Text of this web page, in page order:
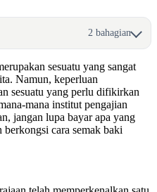
2 bahagian
sesuatu yang sangat
Namun, keperluan
sesuatu yang perlu difikirkan
mana institut pengajian
jangan lupa bayar apa yang
cara semak baki